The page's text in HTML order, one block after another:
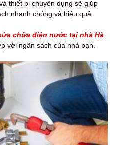
thiết bị chuyên dụng sẽ giúp
nhanh chóng và hiệu quả.
chữa điện nước tại nhà Hà
với ngân sách của nhà bạn.